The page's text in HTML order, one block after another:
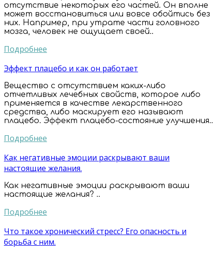
отсутствие некоторых его частей. Он вполне
может восстановиться или вовсе обойтись без
них. Например, при утрате части головного
мозга, человек не ощущает своей..
Подробнее
Эффект плацебо и как он работает
Вещество с отсутствием каких-либо
отчетливых лечебных свойств, которое либо
применяется в качестве лекарственного
средства, либо маскирует его называют
плацебо. Эффект плацебо-состояние улучшения..
Подробнее
Как негативные эмоции раскрывают ваши
настоящие желания.
Как негативные эмоции раскрывают ваши
настоящие желания? ..
Подробнее
Что такое хронический стресс? Его опасность и
борьба с ним.